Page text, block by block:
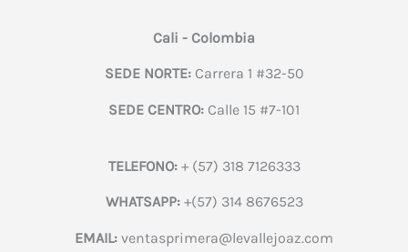
Cali - Colombia
SEDE NORTE:Carrera 1 #32-50
SEDE CENTRO: Calle 15 #7-101
TELEFONO:+ (57) 318 7126333
WHATSAPP:+(57) 314 8676523
EMAIL: ventasprimera@levallejoaz.com